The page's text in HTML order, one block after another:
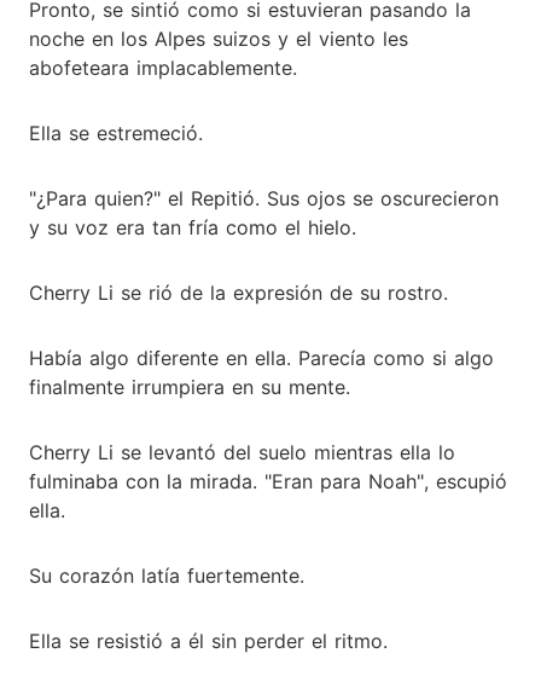
Pronto, se sintió como si estuvieran pasando la
noche en los Alpes suizos y el viento les
abofeteara implacablemente.
Ella se estremeció.
"¿Para quien?" el Repitió. Sus ojos se oscurecieron
y su voz era tan fría como el hielo.
Cherry Li se rió de la expresión de su rostro.
Había algo diferente en ella. Parecía como si algo
finalmente irrumpiera en su mente.
Cherry Li se levantó del suelo mientras ella lo
fulminaba con la mirada. "Eran para Noah", escupió
ella.
Su corazón latía fuertemente.
Ella se resistió a él sin perder el ritmo.